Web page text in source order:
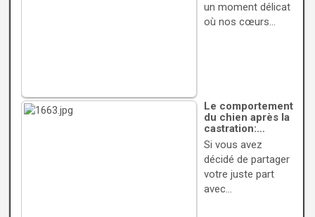
un moment délicat
où nos cœurs…
Le comportement
du chien après la
castration:…
Si vous avez
décidé de partager
votre juste part
avec…